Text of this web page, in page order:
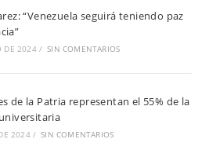
“Venezuela seguirá teniendo paz
DE 2024 / SIN COMENTARIOS
de la Patria representan el 55% de la
2024 / SIN COMENTARIOS